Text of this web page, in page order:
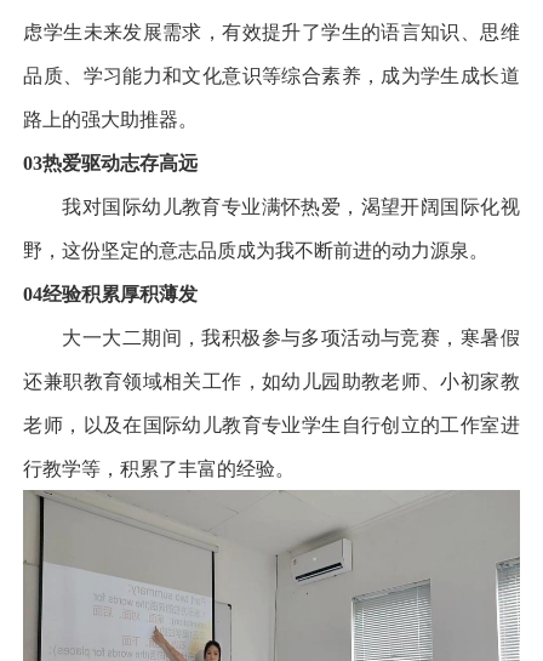
虑学生未来发展需求，有效提升了学生的语言知识、思维
品质、学习能力和文化意识等综合素养，成为学生成长道
路上的强大助推器。
03热爱驱动志存高远
我对国际幼儿教育专业满怀热爱，渴望开阔国际化视
野，这份坚定的意志品质成为我不断前进的动力源泉。
04经验积累厚积薄发
大一大二期间，我积极参与多项活动与竞赛，寒暑假
还兼职教育领域相关工作，如幼儿园助教老师、小初家教
老师，以及在国际幼儿教育专业学生自行创立的工作室进
行教学等，积累了丰富的经验。